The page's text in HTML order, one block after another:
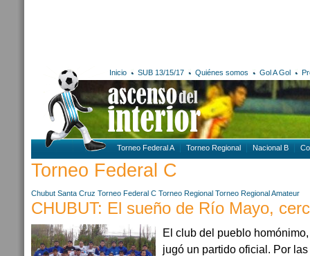
Inicio SUB 13/15/17 Quiénes somos Gol A Gol
Torneo Federal A Torneo Regional Nacional B
Torneo Federal C
Chubut Santa Cruz Torneo Federal C Torneo Regional Torneo Regional Amateur
CHUBUT: El sueño de Río Mayo,
El club del pueblo
jugó un partido oficial. Por